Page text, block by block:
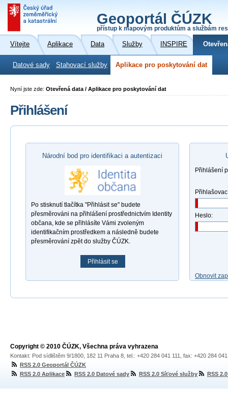
Geoportál ČÚZK
přístup k mapovým produktům a službám
Vítejte Aplikace Data Služby INSPIRE
Datové sady Stahovací služby Aplikace pro poskytování dat
Nyní jste zde: Otevřená data / Aplikace pro poskytování dat
Přihlášení
Národní bod pro identifikaci a autentizaci
Po stisknutí tlačítka "Přihlásit se" budete
přesměrováni na přihlášení prostřednictvím Identity
občana, kde se přihlásíte Vámi zvoleným
identifikačním prostředkem a následně budete
přesměrování zpět do služby ČÚZK.
Přihlásit se
Přihlášení
Heslo:
Obnovit
Copyright © 2010 ČÚZK, Všechna práva vyhrazena
Kontakt: Pod sídlištěm 9/1800, 182 11 Praha 8, tel.: +420 284 041 111, fax: +420 284
RSS 2.0 Geoportál ČÚZK
RSS 2.0 Aplikace
RSS 2.0 Datové sady RSS 2.0 Síťové služby RSS